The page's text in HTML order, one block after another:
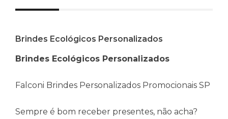
Brindes Ecológicos Personalizados
Brindes Ecológicos Personalizados
Falconi Brindes Personalizados Promocionais SP
Sempre é bom receber presentes, não acha?